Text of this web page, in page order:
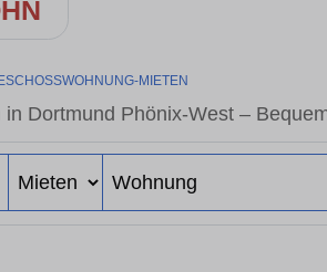
MIETEN
Dortmund Phönix-West –